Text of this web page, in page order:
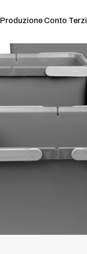
Produzione Conto Terzi